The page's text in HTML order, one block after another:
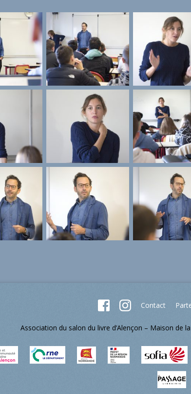
Contact
Association du salon du livre d’Alençon – Maison de